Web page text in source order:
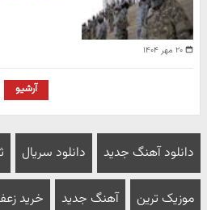
۲۰ مهر ۱۴۰۴
آرشیو
دانلود آهنگ جدید دانلود سریال
موزیک ترین آهنگ جدید خرید